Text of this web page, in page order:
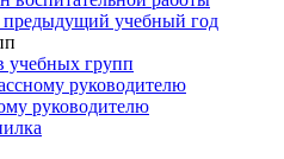
предыдущий учебный год
учебных групп
руководителю
руководителю